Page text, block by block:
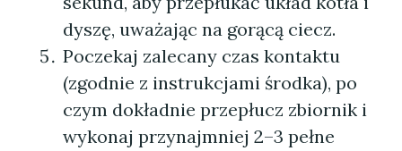
dyszę, uważając na gorącą ciecz.
Poczekaj zalecany czas kontaktu
(zgodnie z instrukcjami środka), po
czym dokładnie przepłucz zbiornik i
wykonaj przynajmniej 2–3 pełne